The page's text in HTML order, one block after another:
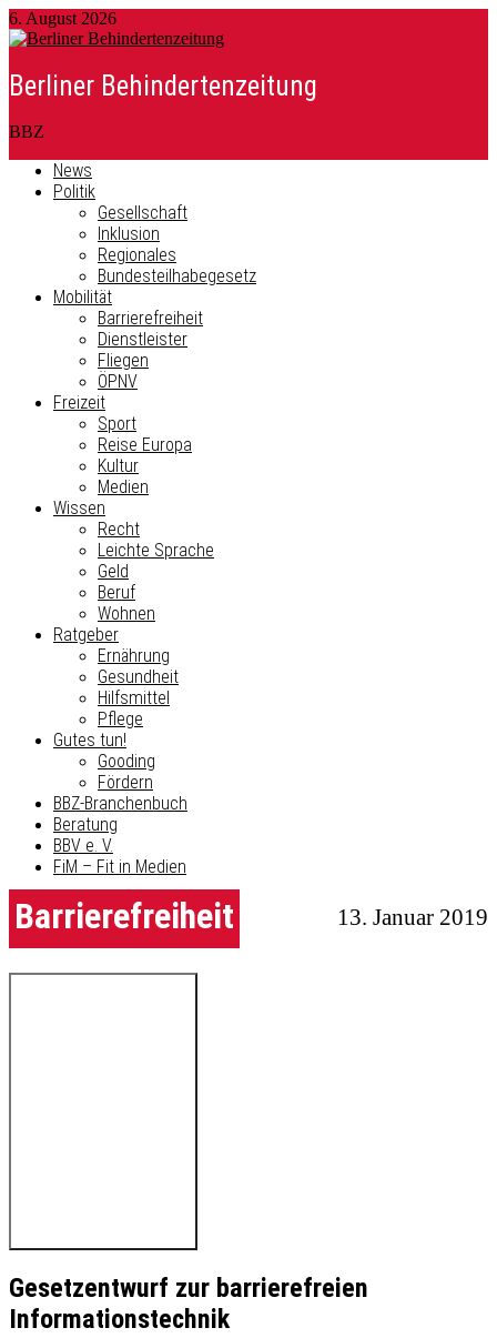
6. August 2026
Berliner Behindertenzeitung
BBZ
News
Politik
Gesellschaft
Inklusion
Regionales
Bundesteilhabegesetz
Mobilität
Barrierefreiheit
Dienstleister
Fliegen
ÖPNV
Freizeit
Sport
Reise Europa
Kultur
Medien
Wissen
Recht
Leichte Sprache
Geld
Beruf
Wohnen
Ratgeber
Ernährung
Gesundheit
Hilfsmittel
Pflege
Gutes tun!
Gooding
Fördern
BBZ-Branchenbuch
Beratung
BBV e. V.
FiM – Fit in Medien
Barrierefreiheit 13. Januar 2019
Gesetzentwurf zur barrierefreien
Informationstechnik